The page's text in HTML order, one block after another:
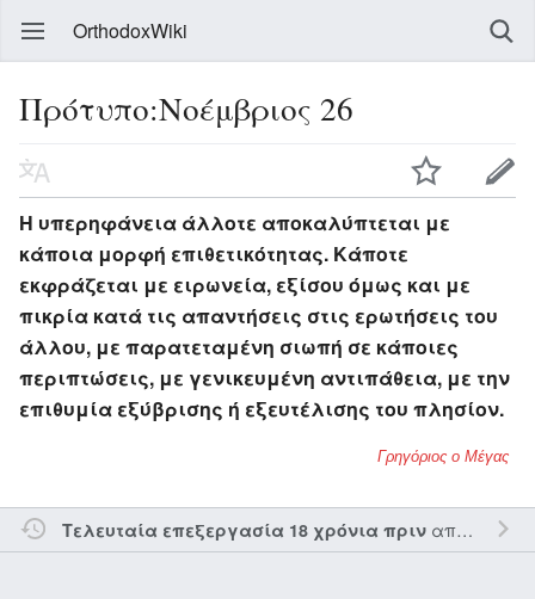
OrthodoxWiki
Πρότυπο:Νοέμβριος 26
Η υπερηφάνεια άλλοτε αποκαλύπτεται με
κάποια μορφή επιθετικότητας. Κάποτε
εκφράζεται με ειρωνεία, εξίσου όμως και με
πικρία κατά τις απαντήσεις στις ερωτήσεις του
άλλου, με παρατεταμένη σιωπή σε κάποιες
περιπτώσεις, με γενικευμένη αντιπάθεια, με την
επιθυμία εξύβρισης ή εξευτέλισης του πλησίον.
Γρηγόριος ο Μέγας
Τελευταία επεξεργασία 18 χρόνια πριναπό τον την